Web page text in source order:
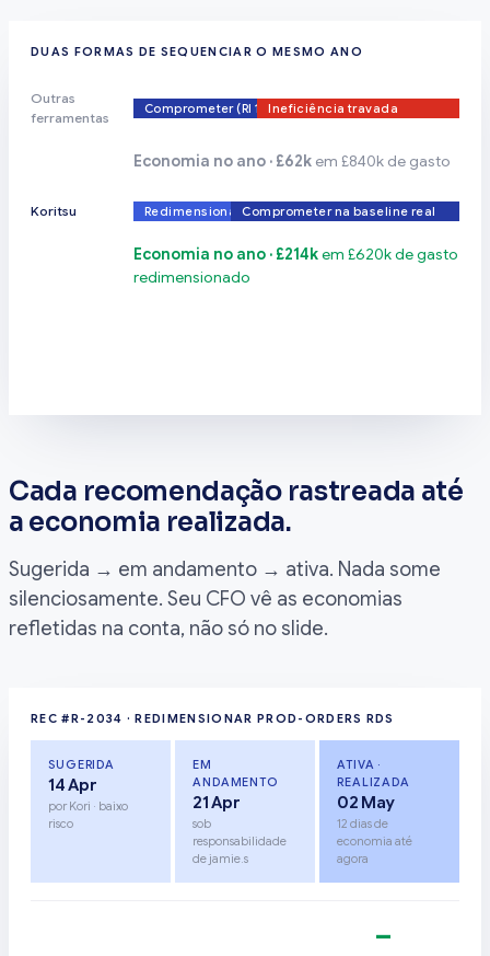
DUAS FORMAS DE SEQUENCIAR O MESMO ANO
Outras
ferramentas
Comprometer (RI 1 ano)Ineficiência travada
Economia no ano · £62k em £840k de gasto
Koritsu Redimensionar Comprometer na baseline real
Economia no ano · £214kem £620k de gasto
redimensionado
Cada recomendação rastreada até
a economia realizada.
Sugerida → em andamento → ativa. Nada some
silenciosamente. Seu CFO vê as economias
refletidas na conta, não só no slide.
REC #R-2034 · REDIMENSIONAR PROD-ORDERS RDS
SUGERIDA
14 Apr
por Kori · baixo
risco
EM
ANDAMENTO
21 Apr
sob
responsabilidade
de jamie.s
ATIVA ·
REALIZADA
02 May
12 dias de
economia até
agora
−